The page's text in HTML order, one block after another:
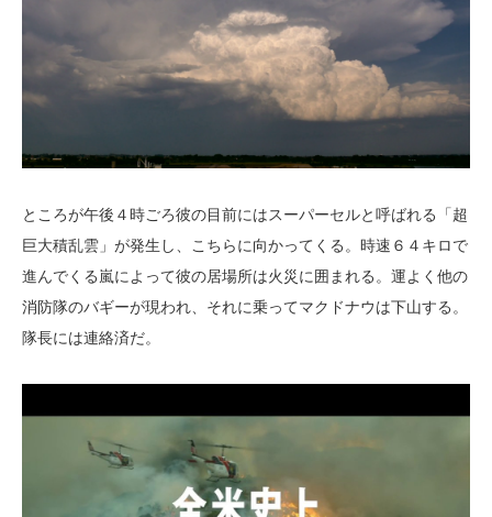
ところが午後４時ごろ彼の目前にはスーパーセルと呼ばれる「超
巨大積乱雲」が発生し、こちらに向かってくる。時速６４キロで
進んでくる嵐によって彼の居場所は火災に囲まれる。運よく他の
消防隊のバギーが現われ、それに乗ってマクドナウは下山する。
隊長には連絡済だ。